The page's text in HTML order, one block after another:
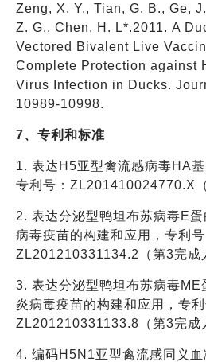
Zeng, X. Y., Tian, G. B., Ge,
Z. G., Chen, H. L*.2011. A
Vectored Bivalent Live
Complete Protection against
Virus Infection in Ducks.
10989-10998.
7、专利和标准
1. 表达H5亚型禽流感病毒HA基
专利号：ZL201410024770.X
2. 表达分泌型鸭坦布苏病毒E
病毒疫苗的构建和应用，专利号
ZL201210331134.2（第3完成
3. 表达分泌型鸭坦布苏病毒ME
炎病毒疫苗的构建和应用，专利
ZL201210331133.8（第3完成
4. 编码H5N1亚型禽流感同义